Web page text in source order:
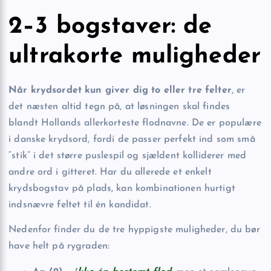
2–3 bogstaver: de
ultrakorte muligheder
Når krydsordet kun giver dig to eller tre felter, er
det næsten altid tegn på, at løsningen skal findes
blandt Hollands allerkorteste flodnavne. De er populære
i danske krydsord, fordi de passer perfekt ind som små
“stik” i det større puslespil og sjældent kolliderer med
andre ord i gitteret. Har du allerede et enkelt
krydsbogstav på plads, kan kombinationen hurtigt
indsnævre feltet til én kandidat.
Nedenfor finder du de tre hyppigste muligheder, du bør
have helt på rygraden: